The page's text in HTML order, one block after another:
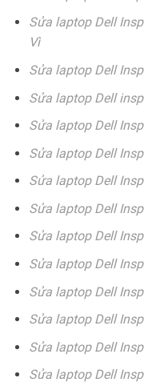
Sửa laptop Dell
Vì
Sửa laptop Dell
Sửa laptop Dell
Sửa laptop Dell
Sửa laptop Dell
Sửa laptop Dell
Sửa laptop Dell
Sửa laptop Dell
Sửa laptop Dell
Sửa laptop Dell
Sửa laptop Dell
Sửa laptop Dell
Sửa laptop Dell